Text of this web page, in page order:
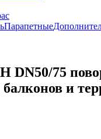
Парапетные
DN50/75
и